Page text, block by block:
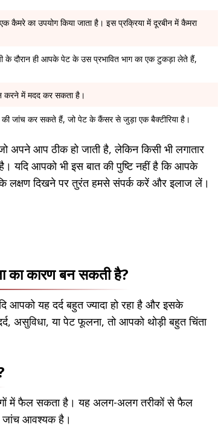
कैमरे का उपयोग किया जाता है। इस प्रक्रिया में दूरबीन में कैमरा
के दौरान ही आपके पेट के उस प्रभावित भाग का एक टुकड़ा लेते हैं,
करने में मदद कर सकता है।
की जांच कर सकते हैं, जो पेट के कैंसर से जुड़ा एक बैक्टीरिया है।
अपने आप ठीक हो जाती है, लेकिन किसी भी लगातार
यदि आपको भी इस बात की पुष्टि नहीं है कि आपके
लक्षण दिखने पर तुरंत हमसे संपर्क करें और इलाज लें।
का कारण बन सकती है?
आपको यह दर्द बहुत ज्यादा हो रहा है और इसके
असुविधा, या पेट फूलना, तो आपको थोड़ी बहुत चिंता
में फैल सकता है। यह अलग-अलग तरीकों से फैल
जांच आवश्यक है।